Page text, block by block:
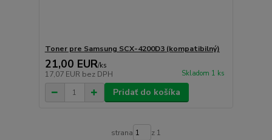
Toner pre Samsung SCX-4200D3 (kompatibilný)
21,00 EUR/ks
17,07 EUR bez DPH Skladom 1 ks
Pridať do košíka
strana z 1